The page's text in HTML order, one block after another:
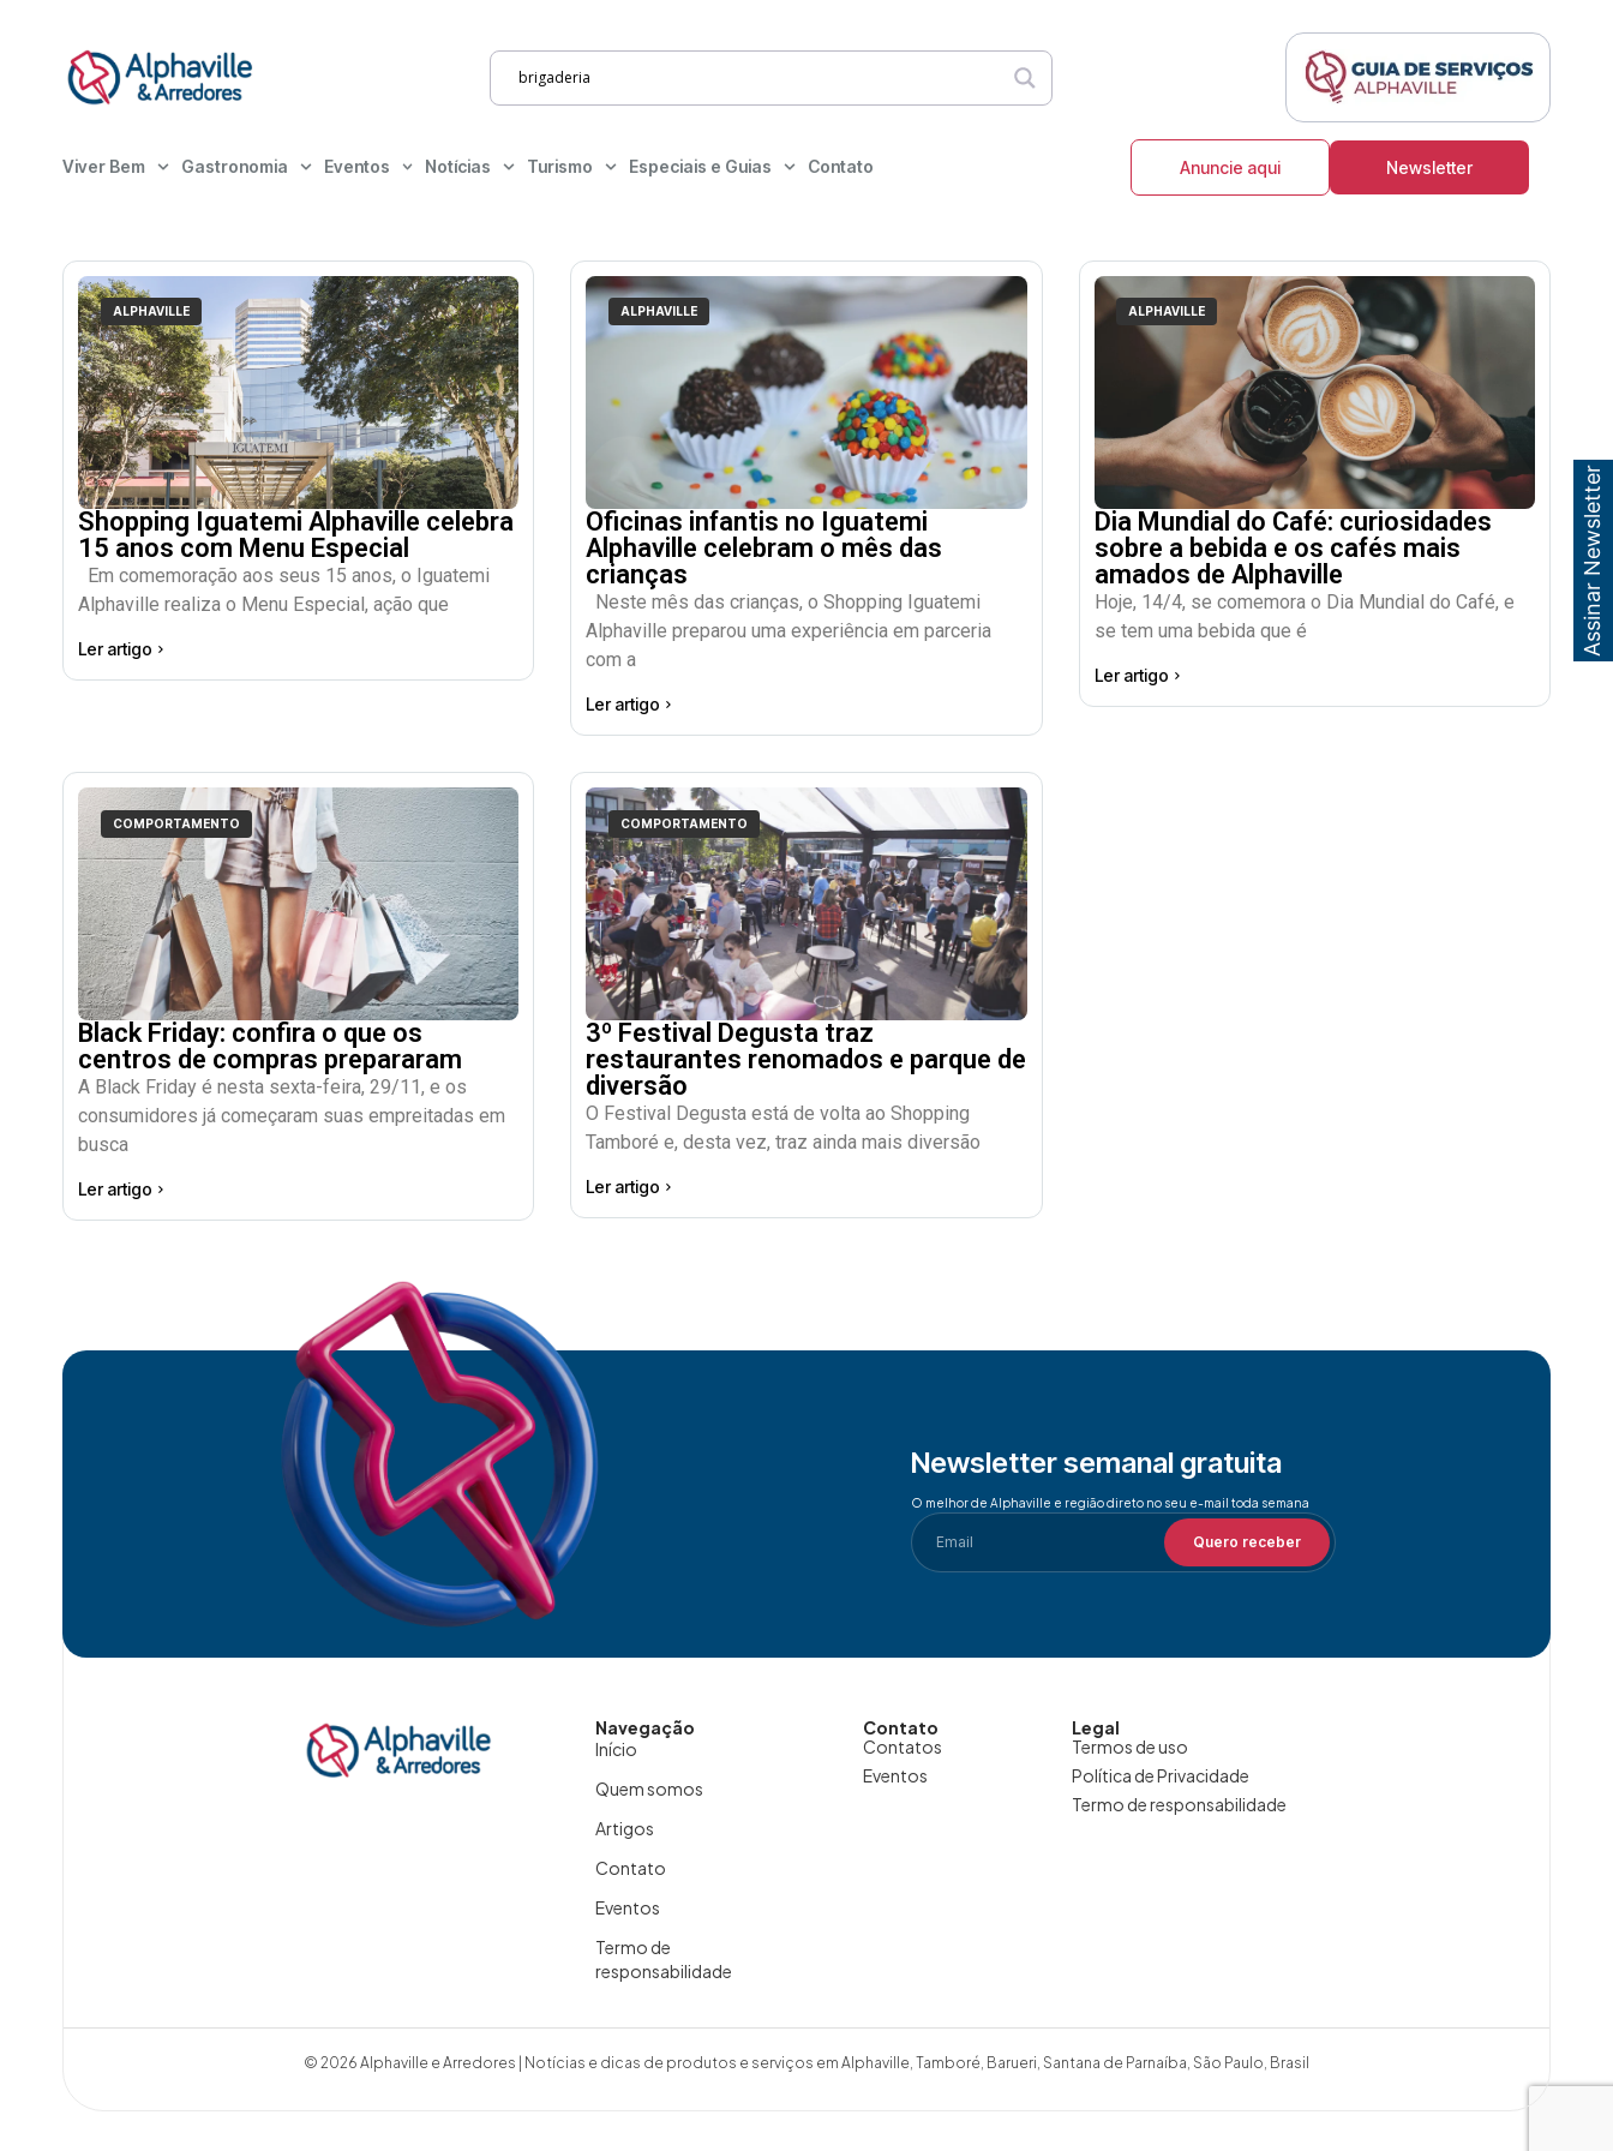
Viver Bem Gastronomia Eventos Notícias Turismo Especiais e Guias Contato Anuncie aqui Newsletter
ALPHAVILLE
Shopping Iguatemi Alphaville celebra
15 anos com Menu Especial
Em comemoração aos seus 15 anos, o Iguatemi
Alphaville realiza o Menu Especial, ação que
Ler artigo
ALPHAVILLE
Oficinas infantis no Iguatemi
Alphaville celebram o mês das
crianças
Neste mês das crianças, o Shopping Iguatemi
Alphaville preparou uma experiência em parceria
com a
Ler artigo
ALPHAVILLE
Dia Mundial do Café: curiosidades
sobre a bebida e os cafés mais
amados de Alphaville
Hoje, 14/4, se comemora o Dia Mundial do Café, e
se tem uma bebida que é
Ler artigo
COMPORTAMENTO
Black Friday: confira o que os
centros de compras prepararam
A Black Friday é nesta sexta-feira, 29/11, e os
consumidores já começaram suas empreitadas em
busca
Ler artigo
COMPORTAMENTO
3º Festival Degusta traz
restaurantes renomados e parque de
diversão
O Festival Degusta está de volta ao Shopping
Tamboré e, desta vez, traz ainda mais diversão
Ler artigo
Newsletter semanal gratuita
O melhor de Alphaville e região direto no seu e-mail toda semana
Quero receber
Navegação
Início
Quem somos
Artigos
Contato
Eventos
Termo de
responsabilidade
Contato
Contatos
Eventos
Legal
Termos de uso
Política de Privacidade
Termo de responsabilidade
© 2026 Alphaville e Arredores | Notícias e dicas de produtos e serviços em Alphaville, Tamboré, Barueri, Santana de Parnaíba, São Paulo, Brasil
Assinar Newsletter